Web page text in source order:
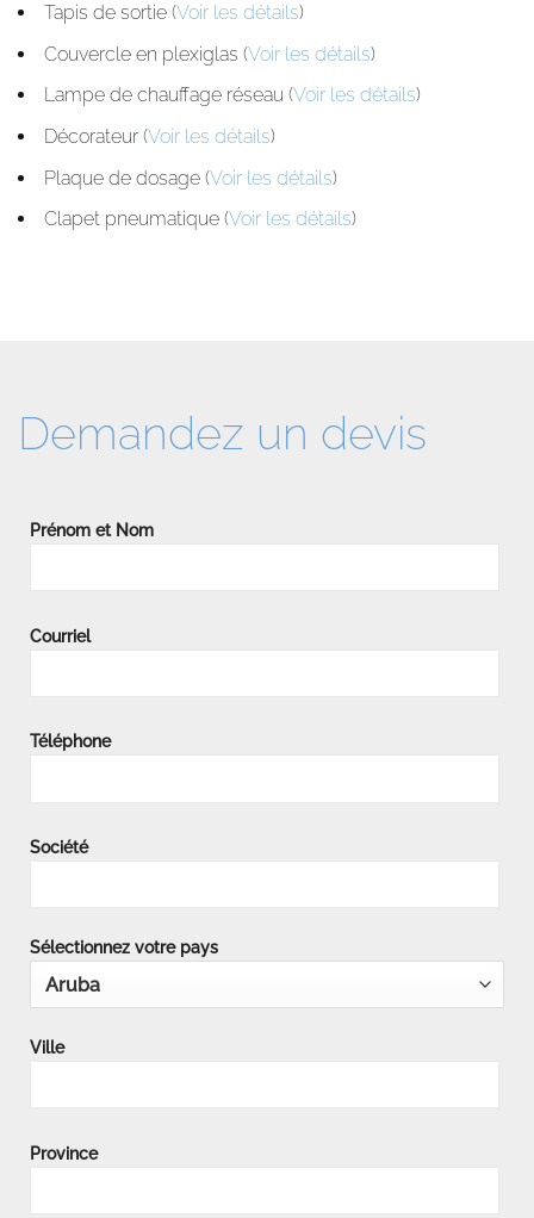
Tapis de sortie (Voir les détails)
Couvercle en plexiglas (Voir les détails)
Lampe de chauffage réseau (Voir les détails)
Décorateur (Voir les détails)
Plaque de dosage (Voir les détails)
Clapet pneumatique (Voir les détails)
Demandez un devis
Prénom et Nom
Courriel
Téléphone
Société
Sélectionnez votre pays
Ville
Province